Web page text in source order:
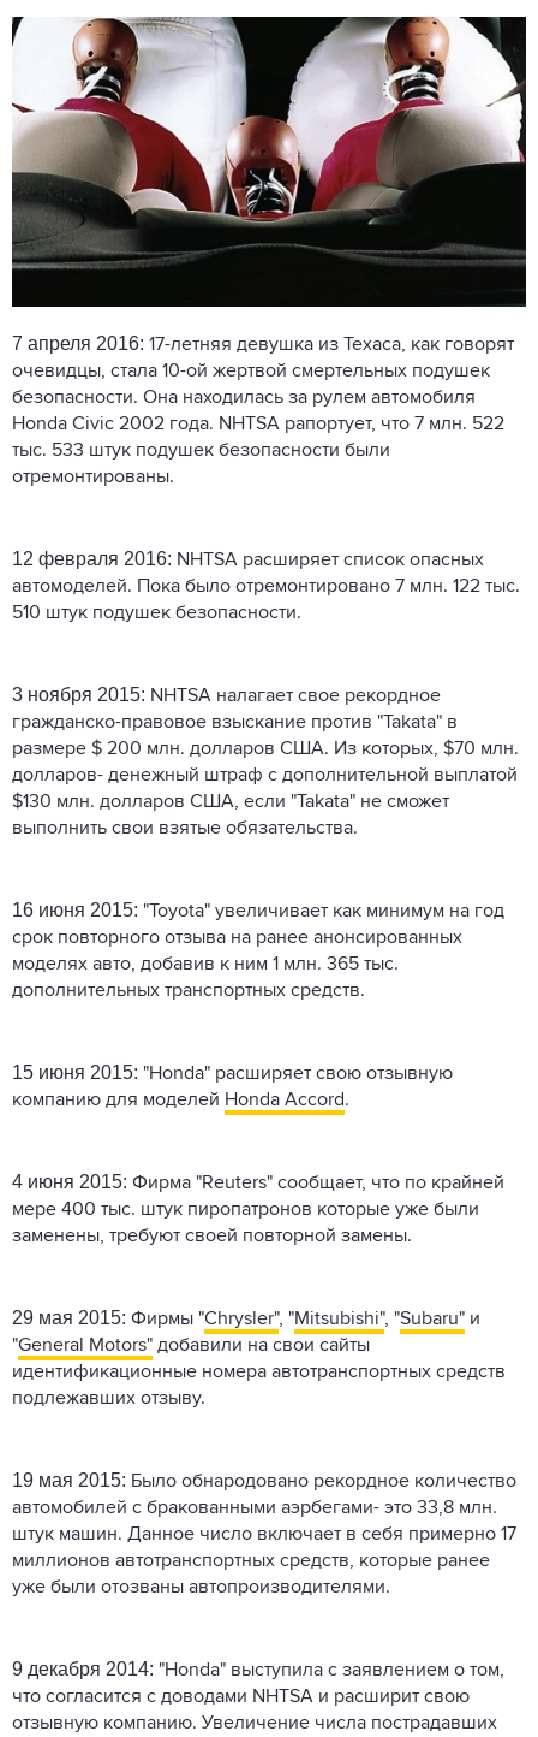
7 апреля 2016: 17-летняя девушка из Техаса, как говорят
очевидцы, стала 10-ой жертвой смертельных подушек
безопасности. Она находилась за рулем автомобиля
Honda Civic 2002 года. NHTSA рапортует, что 7 млн. 522
тыс. 533 штук подушек безопасности были
отремонтированы.
12 февраля 2016: NHTSA расширяет список опасных
автомоделей. Пока было отремонтировано 7 млн. 122 тыс.
510 штук подушек безопасности.
3 ноября 2015: NHTSA налагает свое рекордное
гражданско-правовое взыскание против "Takata" в
размере $ 200 млн. долларов США. Из которых, $70 млн.
долларов- денежный штраф с дополнительной выплатой
$130 млн. долларов США, если "Takata" не сможет
выполнить свои взятые обязательства.
16 июня 2015: "Toyota" увеличивает как минимум на год
срок повторного отзыва на ранее анонсированных
моделях авто, добавив к ним 1 млн. 365 тыс.
дополнительных транспортных средств.
15 июня 2015: "Honda" расширяет свою отзывную
компанию для моделей Honda Accord.
4 июня 2015: Фирма "Reuters" сообщает, что по крайней
мере 400 тыс. штук пиропатронов которые уже были
заменены, требуют своей повторной замены.
29 мая 2015: Фирмы "Chrysler", "Mitsubishi", "Subaru" и
"General Motors" добавили на свои сайты
идентификационные номера автотранспортных средств
подлежавших отзыву.
19 мая 2015: Было обнародовано рекордное количество
автомобилей с бракованными аэрбегами- это 33,8 млн.
штук машин. Данное число включает в себя примерно 17
миллионов автотранспортных средств, которые ранее
уже были отозваны автопроизводителями.
9 декабря 2014: "Honda" выступила с заявлением о том,
что согласится с доводами NHTSA и расширит​ свою
отзывную компанию. Увеличение числа пострадавших